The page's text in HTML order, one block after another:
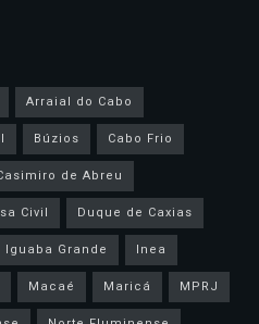
Arraial do Cabo
Búzios
Cabo Frio
de Abreu
Civil
Duque de Caxias
Iguaba Grande
Inea
Macaé Maricá
MPRJ